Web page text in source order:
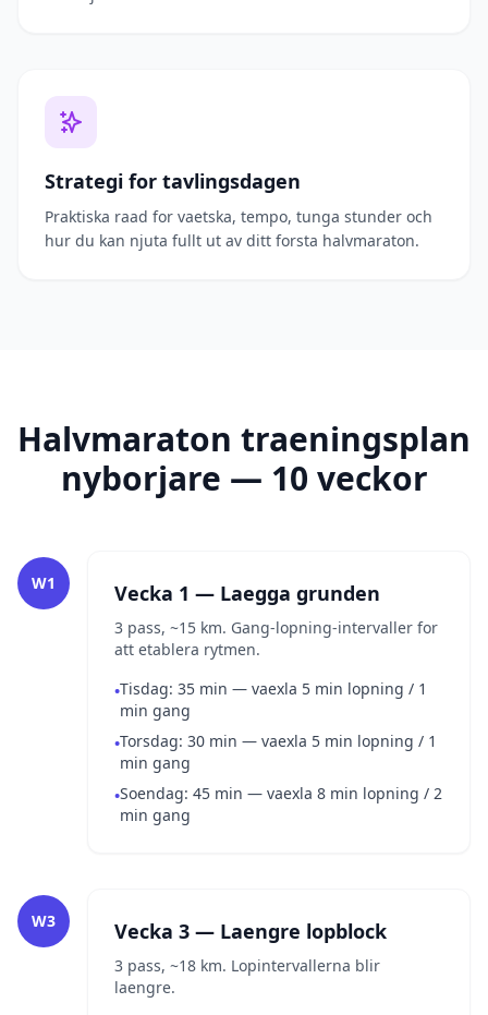
Strategi for tavlingsdagen
Praktiska raad for vaetska, tempo, tunga stunder och
hur du kan njuta fullt ut av ditt forsta halvmaraton.
Halvmaraton traeningsplan
nyborjare — 10 veckor
W1 Vecka 1 — Laegga grunden
3 pass, ~15 km. Gang-lopning-intervaller for
att etablera rytmen.
•Tisdag: 35 min — vaexla 5 min lopning / 1
min gang
•Torsdag: 30 min — vaexla 5 min lopning / 1
min gang
•Soendag: 45 min — vaexla 8 min lopning / 2
min gang
W3 Vecka 3 — Laengre lopblock
3 pass, ~18 km. Lopintervallerna blir
laengre.